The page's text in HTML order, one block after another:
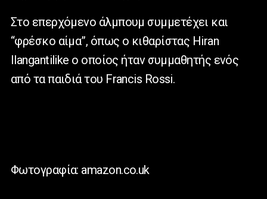
Στο επερχόμενο άλμπουμ συμμετέχει και
“φρέσκο αίμα”, όπως ο κιθαρίστας Hiran
Ilangantilike ο οποίος ήταν συμμαθητής ενός
από τα παιδιά του Francis Rossi.
Φωτογραφία: amazon.co.uk